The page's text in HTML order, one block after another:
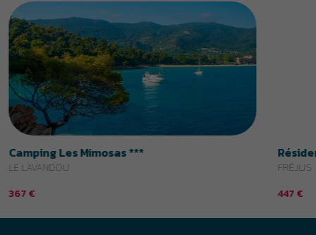
367 €
Inscrivez-vous à la Newsletter